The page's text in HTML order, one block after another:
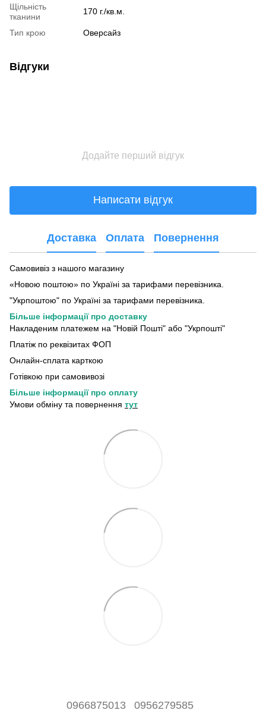
Щільність
тканини
170 г./кв.м.
Тип крою Оверсайз
Відгуки
Додайте перший відгук
Написати відгук
Доставка Оплата Повернення
Самовивіз з нашого магазину
«Новою поштою» по Україні за тарифами перевізника.
"Укрпоштою" по Україні за тарифами перевізника.
Більше інформації про доставку
Накладеним платежем на "Новій Пошті" або "Укрпошті"
Платіж по реквізитах ФОП
Онлайн-сплата карткою
Готівкою при самовивозі
Більше інформації про оплату
Умови обміну та повернення тут
0966875013 0956279585